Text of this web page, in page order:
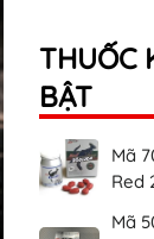
THUỐC
BẬT
Mã
Red
Mã